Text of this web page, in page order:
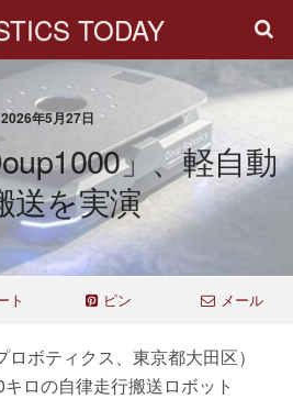
TODAY
2026年5月27日
」、軽自動
送を実演
ト ピン メール
ボティクス、東京都大田区）
ロの自律走行搬送ロボット